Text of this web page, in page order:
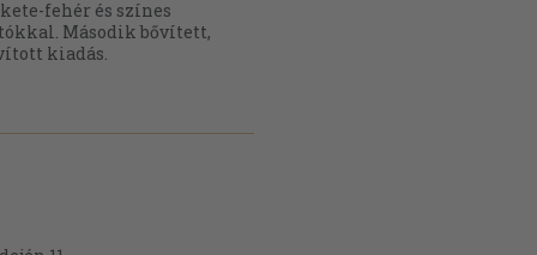
fehér és színes
Második bővített,
kiadás.